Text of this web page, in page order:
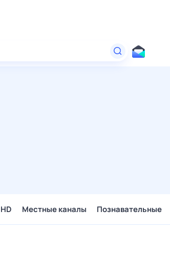
HD Местные каналы Познавательные